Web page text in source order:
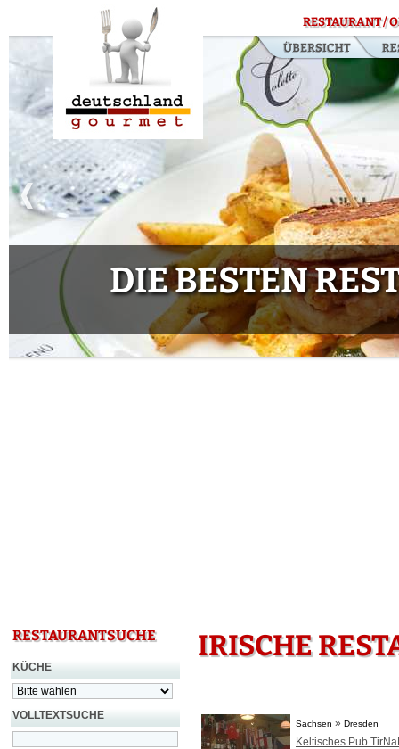
RESTAURANT /
DIE BESTEN
RESTAURANTSUCHE
KÜCHE
VOLLTEXTSUCHE
IRISCHE
Sachsen » Dresden
Keltisches Pub